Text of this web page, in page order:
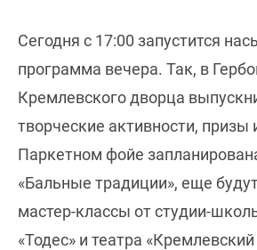
Сегодня с 17:00 запустится
программа вечера. Так, в
Кремлевского дворца
творческие активности, призы
Паркетном фойе
«Бальные традиции», еще
мастер-классы от студии-
«Тодес» и театра